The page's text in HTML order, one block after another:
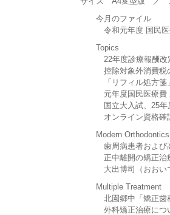
今月のファイル
令和元年度 国民医療
Topics
22年度診療報酬改定
控除対象外消費税の
「リフィル処方箋」
元年度国民医療費
国立大入試、25年度
オンライン資格確認
Modern Orthodontics
歯周病患者および高
正中離開の矯正治
大出博司（おおいで
Multiple Treatment
北園郷中「矯正歯科
外科矯正治療につい